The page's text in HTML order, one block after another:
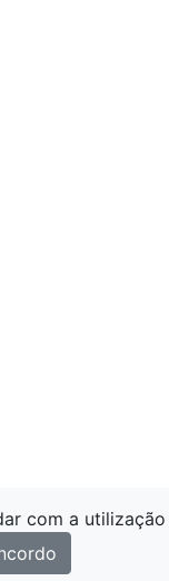
reservados.
com a utilização